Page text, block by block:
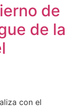
de
de la
con el